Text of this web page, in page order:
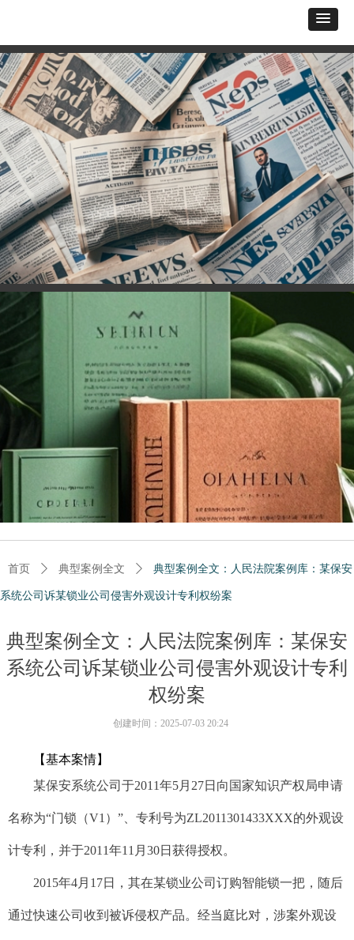
典型案例全文：人民法院案例库：某保安
系统公司诉某锁业公司侵害外观设计专利
权纷案
【基本案情】
某保安系统公司于2011年5月27日向国家知识产权局申请
名称为“门锁（V1）”、专利号为ZL2011301433XXX的外观设
计专利，并于2011年11月30日获得授权。
2015年4月17日，其在某锁业公司订购智能锁一把，随后
通过快速公司收到被诉侵权产品。经当庭比对，涉案外观设
首页 ꄲ 典型案例全文 ꄲ 典型案例全文：人民法院案例库：某保安
系统公司诉某锁业公司侵害外观设计专利权纷案
创建时间： 2025-07-03 20:24